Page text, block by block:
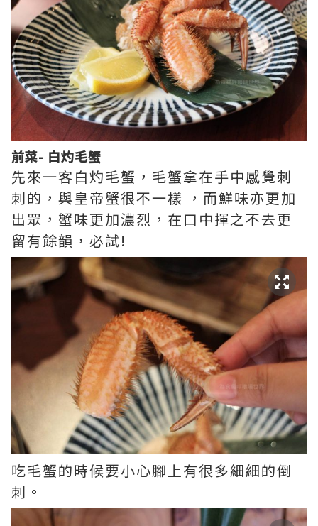
前菜- 白灼毛蟹
先來一客白灼毛蟹，毛蟹拿在手中感覺刺
刺的，與皇帝蟹很不一樣 ，而鮮味亦更加
出眾，蟹味更加濃烈，在口中揮之不去更
留有餘韻，必試!
吃毛蟹的時候要小心腳上有很多細細的倒
刺。